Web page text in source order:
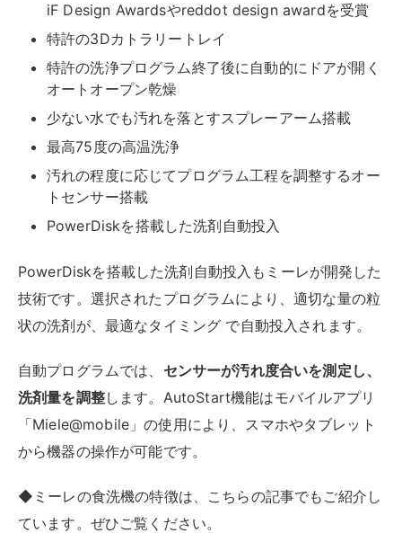
iF Design Awardsやreddot design awardを受賞
特許の3Dカトラリートレイ
特許の洗浄プログラム終了後に自動的にドアが開く
オートオープン乾燥
少ない水でも汚れを落とすスプレーアーム搭載
最高75度の高温洗浄
汚れの程度に応じてプログラム工程を調整するオー
トセンサー搭載
PowerDiskを搭載した洗剤自動投入
PowerDiskを搭載した洗剤自動投入もミーレが開発した
技術です。選択されたプログラムにより、適切な量の粒
状の洗剤が、最適なタイミング で自動投入されます。
自動プログラムでは、 センサーが汚れ度合いを測定し、
洗剤量を調整します。AutoStart機能はモバイルアプリ
「Miele@mobile」の使用により、スマホやタブレット
から機器の操作が可能です。
◆ミーレの食洗機の特徴は、こちらの記事でもご紹介し
ています。ぜひご覧ください。